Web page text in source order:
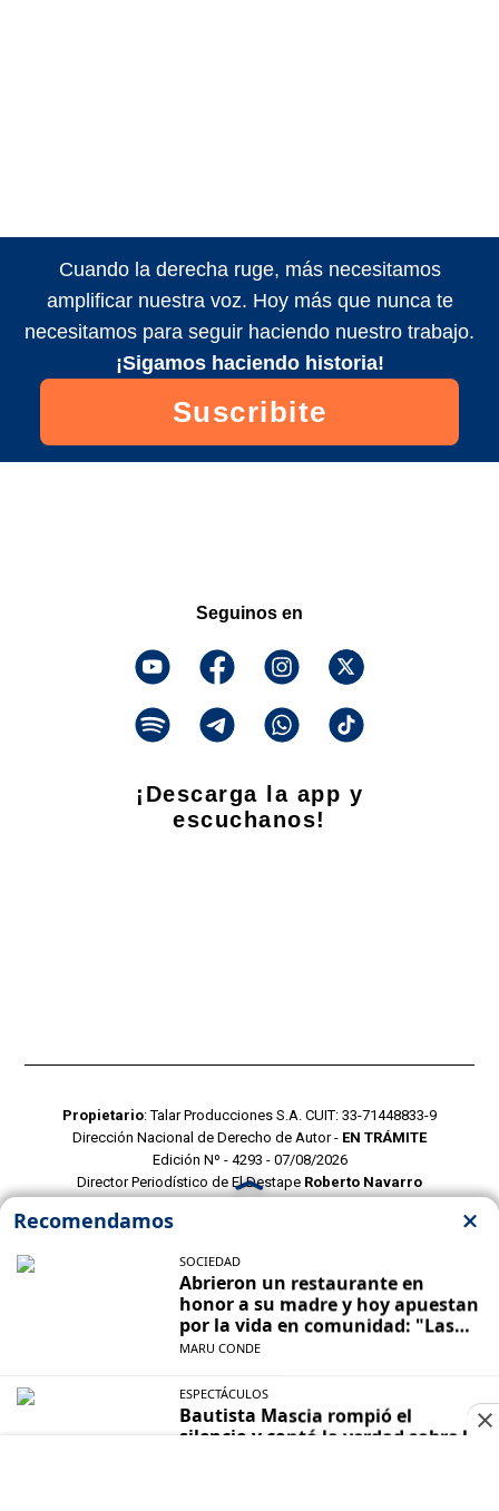
Cuando la derecha ruge, más necesitamos
amplificar nuestra voz. Hoy más que nunca te
necesitamos para seguir haciendo nuestro trabajo.
¡Sigamos haciendo historia!
Suscribite
Seguinos en
¡Descarga la app y
escuchanos!
Propietario: Talar Producciones S.A. CUIT: 33-71448833-9
Dirección Nacional de Derecho de Autor - EN TRÁMITE
Edición Nº - 4293 - 07/08/2026
Director Periodístico de El Destape Roberto Navarro
POLITICAS DE PRIVACIDAD
CONTACTO COMERCIAL
CONTACTO EDITORIAL
Mustang Cloud- CMS para portales de noticias